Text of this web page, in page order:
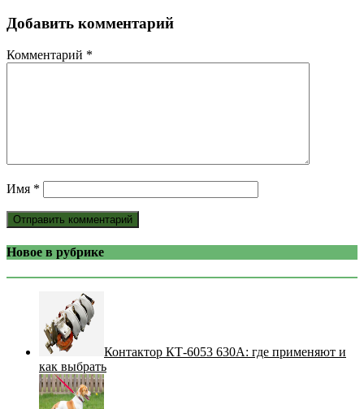
Добавить комментарий
Комментарий *
Имя *
Новое в рубрике
Контактор КТ-6053 630А: где применяют и
как выбрать